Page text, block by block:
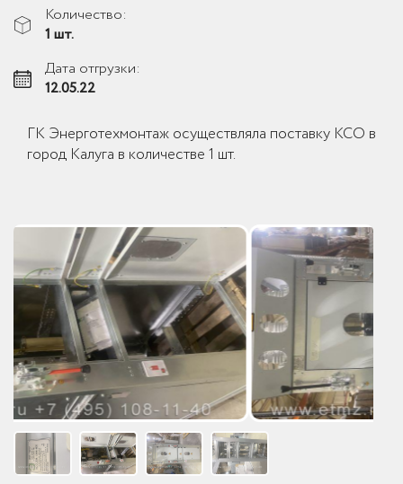
Количество:
1 шт.
Дата отгрузки:
12.05.22
ГК Энерготехмонтаж осуществляла поставку КСО в
город Калуга в количестве 1 шт.